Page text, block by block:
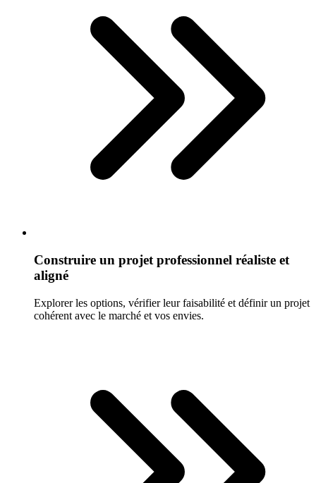
Construire un projet professionnel réaliste et
aligné
Explorer les options, vérifier leur faisabilité et définir un projet
cohérent avec le marché et vos envies.